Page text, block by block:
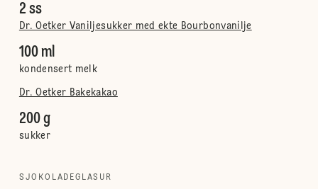
2 ss
Dr. Oetker Vaniljesukker med ekte Bourbonvanilje
100 ml
kondensert melk
Dr. Oetker Bakekakao
200 g
sukker
SJOKOLADEGLASUR